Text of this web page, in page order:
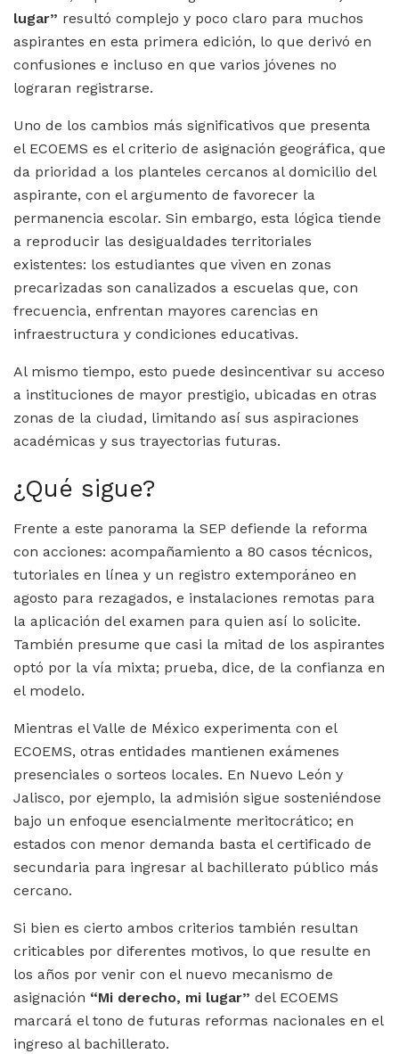
lugar” resultó complejo y poco claro para muchos
aspirantes en esta primera edición, lo que derivó en
confusiones e incluso en que varios jóvenes no
lograran registrarse.
Uno de los cambios más significativos que presenta
el ECOEMS es el criterio de asignación geográfica, que
da prioridad a los planteles cercanos al domicilio del
aspirante, con el argumento de favorecer la
permanencia escolar. Sin embargo, esta lógica tiende
a reproducir las desigualdades territoriales
existentes: los estudiantes que viven en zonas
precarizadas son canalizados a escuelas que, con
frecuencia, enfrentan mayores carencias en
infraestructura y condiciones educativas.
Al mismo tiempo, esto puede desincentivar su acceso
a instituciones de mayor prestigio, ubicadas en otras
zonas de la ciudad, limitando así sus aspiraciones
académicas y sus trayectorias futuras.
¿Qué sigue?
Frente a este panorama la SEP defiende la reforma
con acciones: acompañamiento a 80 casos técnicos,
tutoriales en línea y un registro extemporáneo en
agosto para rezagados, e instalaciones remotas para
la aplicación del examen para quien así lo solicite.
También presume que casi la mitad de los aspirantes
optó por la vía mixta; prueba, dice, de la confianza en
el modelo.
Mientras el Valle de México experimenta con el
ECOEMS, otras entidades mantienen exámenes
presenciales o sorteos locales. En Nuevo León y
Jalisco, por ejemplo, la admisión sigue sosteniéndose
bajo un enfoque esencialmente meritocrático; en
estados con menor demanda basta el certificado de
secundaria para ingresar al bachillerato público más
cercano.
Si bien es cierto ambos criterios también resultan
criticables por diferentes motivos, lo que resulte en
los años por venir con el nuevo mecanismo de
asignación “Mi derecho, mi lugar” del ECOEMS
marcará el tono de futuras reformas nacionales en el
ingreso al bachillerato.